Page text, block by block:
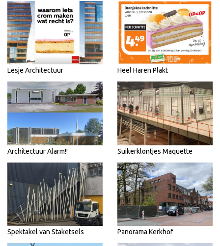
Lesje Architectuur Heel Haren Plakt
Architectuur Alarm!! Suikerklontjes Maquette
Spektakel van Staketsels Panorama Kerkhof